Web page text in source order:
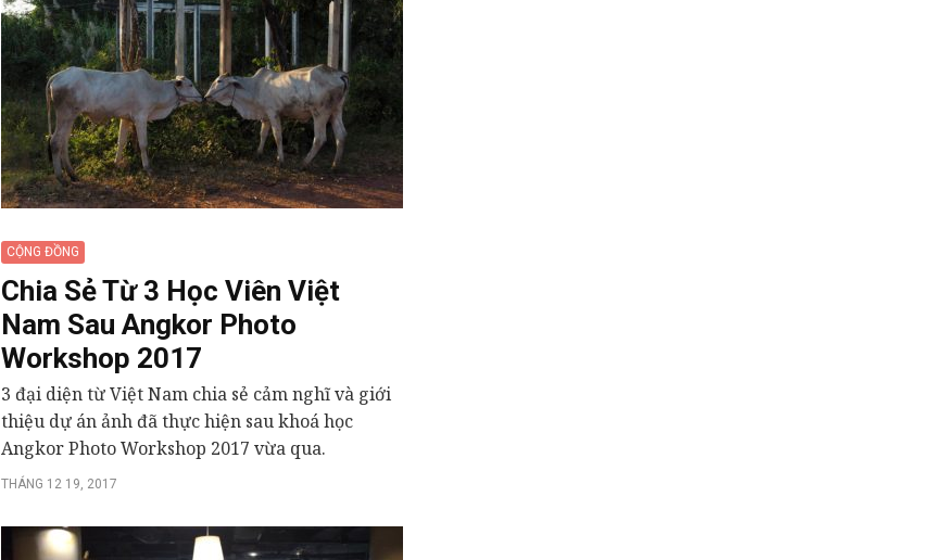
CỘNG ĐỒNG
Chia Sẻ Từ 3 Học Viên Việt
Nam Sau Angkor Photo
Workshop 2017
3 đại diện từ Việt Nam chia sẻ cảm nghĩ và giới
thiệu dự án ảnh đã thực hiện sau khoá học
Angkor Photo Workshop 2017 vừa qua.
THÁNG 12 19, 2017